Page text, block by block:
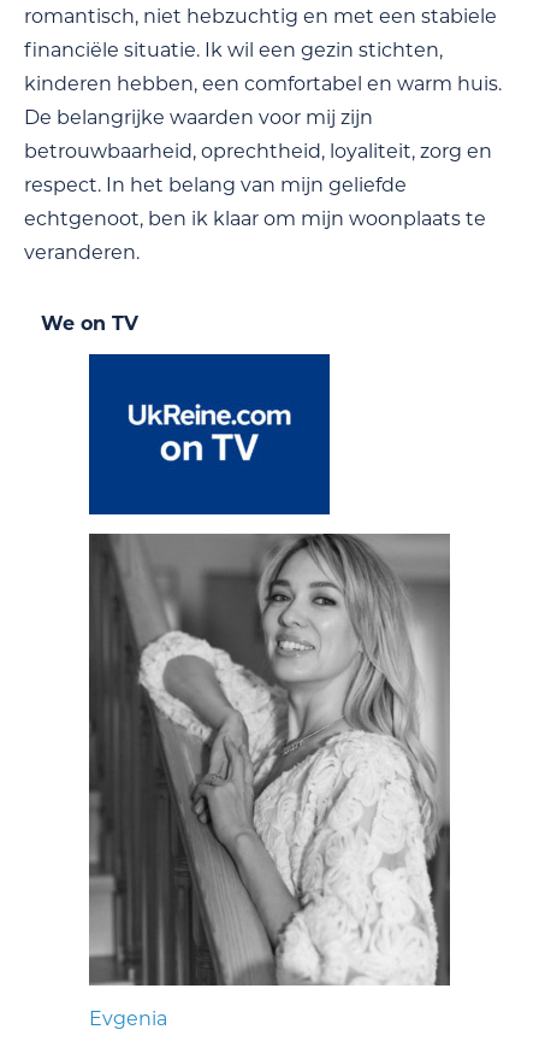
romantisch, niet hebzuchtig en met een stabiele
financiële situatie. Ik wil een gezin stichten,
kinderen hebben, een comfortabel en warm huis.
De belangrijke waarden voor mij zijn
betrouwbaarheid, oprechtheid, loyaliteit, zorg en
respect. In het belang van mijn geliefde
echtgenoot, ben ik klaar om mijn woonplaats te
veranderen.
We on TV
Evgenia